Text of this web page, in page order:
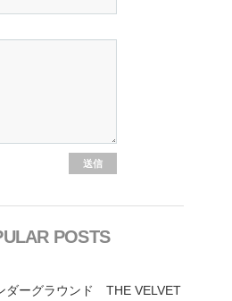
POSTS
ダーグラウンド THE VELVET